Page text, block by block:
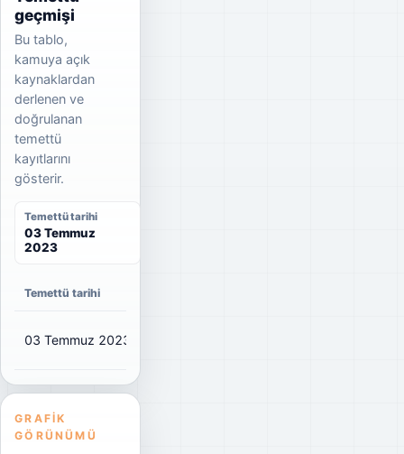
geçmişi
Bu tablo,
kamuya açık
kaynaklardan
derlenen ve
doğrulanan
temettü
kayıtlarını
gösterir.
Temettü tarihi
03 Temmuz
2023
Temettü tarihi
03 Temmuz 2023
GRAFIK
GÖRÜNÜMÜ